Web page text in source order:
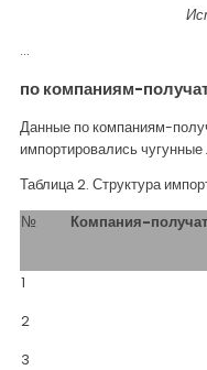
…
по компаниям-
Данные по компаниям-
импортировались
Таблица 2. Структура
№
Компания-
1
2
3